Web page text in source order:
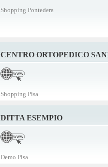
Shopping Pontedera
CENTRO ORTOPEDICO
Shopping Pisa
DITTA ESEMPIO
Demo Pisa